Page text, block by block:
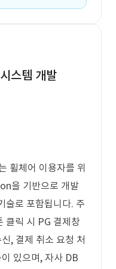
스템 개발
휠체어 이용자를 위
을 기반으로 개발
술로 포함됩니다. 주
클릭 시 PG 결제창
, 결제 취소 요청 처
있으며, 자사 DB